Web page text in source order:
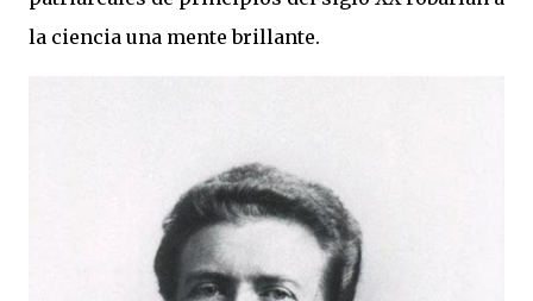
la ciencia una mente brillante.